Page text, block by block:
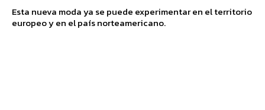
Esta nueva moda ya se puede experimentar en el territorio
europeo y en el país norteamericano.